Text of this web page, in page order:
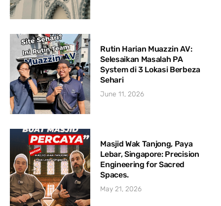
Rutin Harian Muazzin AV:
Selesaikan Masalah PA
System di 3 Lokasi Berbeza
Sehari
June 11, 2026
Masjid Wak Tanjong, Paya
Lebar, Singapore: Precision
Engineering for Sacred
Spaces.
May 21, 2026